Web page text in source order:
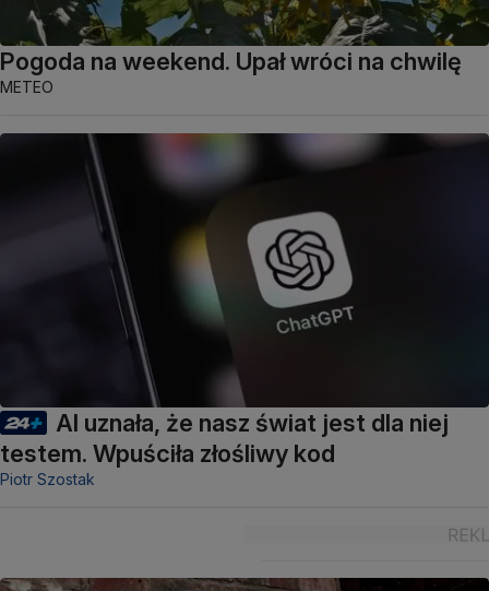
Pogoda na weekend. Upał wróci na chwilę
METEO
AI uznała, że nasz świat jest dla niej
testem. Wpuściła złośliwy kod
Piotr Szostak